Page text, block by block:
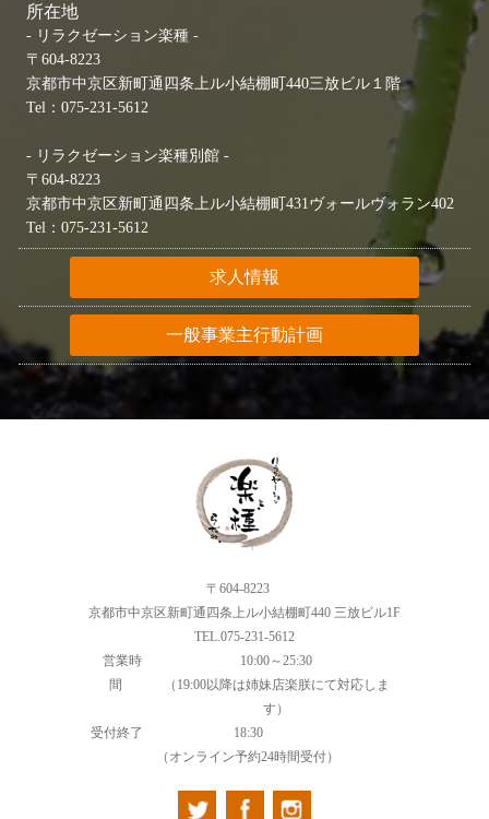
所在地
- リラクゼーション楽種 -
〒604-8223
京都市中京区新町通四条上ル小結棚町440三放ビル１階
Tel：075-231-5612
- リラクゼーション楽種別館 -
〒604-8223
京都市中京区新町通四条上ル小結棚町431ヴォールヴォラン402
Tel：075-231-5612
求人情報
一般事業主行動計画
〒604-8223
京都市中京区新町通四条上ル小結棚町440 三放ビル1F
TEL.075-231-5612
営業時
間
10:00～25:30
（19:00以降は姉妹店楽朕にて対応しま
す）
受付終了
18:30
（オンライン予約24時間受付）